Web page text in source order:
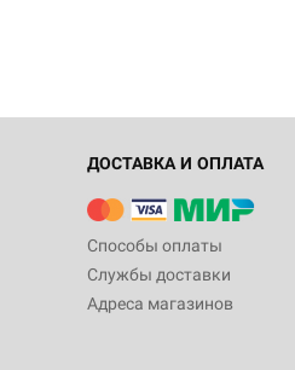
ДОСТАВКА И ОПЛАТА
Способы оплаты
Службы доставки
Адреса магазинов